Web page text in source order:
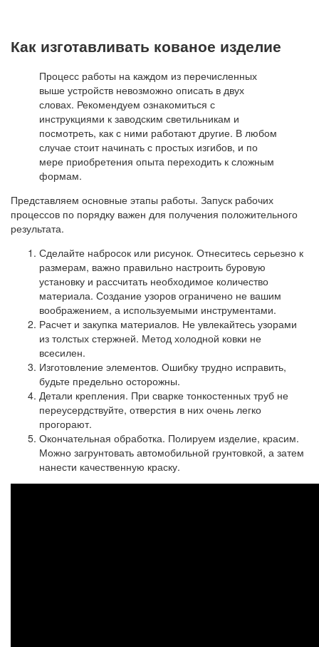
Как изготавливать кованое изделие
Процесс работы на каждом из перечисленных
выше устройств невозможно описать в двух
словах. Рекомендуем ознакомиться с
инструкциями к заводским светильникам и
посмотреть, как с ними работают другие. В любом
случае стоит начинать с простых изгибов, и по
мере приобретения опыта переходить к сложным
формам.
Представляем основные этапы работы. Запуск рабочих
процессов по порядку важен для получения положительного
результата.
Сделайте набросок или рисунок. Отнеситесь серьезно к
размерам, важно правильно настроить буровую
установку и рассчитать необходимое количество
материала. Создание узоров ограничено не вашим
воображением, а используемыми инструментами.
Расчет и закупка материалов. Не увлекайтесь узорами
из толстых стержней. Метод холодной ковки не
всесилен.
Изготовление элементов. Ошибку трудно исправить,
будьте предельно осторожны.
Детали крепления. При сварке тонкостенных труб не
переусердствуйте, отверстия в них очень легко
прогорают.
Окончательная обработка. Полируем изделие, красим.
Можно загрунтовать автомобильной грунтовкой, а затем
нанести качественную краску.